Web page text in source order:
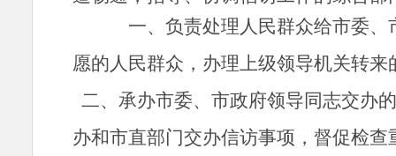
一、负责处理人民群众给市委、
愿的人民群众，办理上级领导机关转来
二、承办市委、市政府领导同志交办
办和市直部门交办信访事项，督促检